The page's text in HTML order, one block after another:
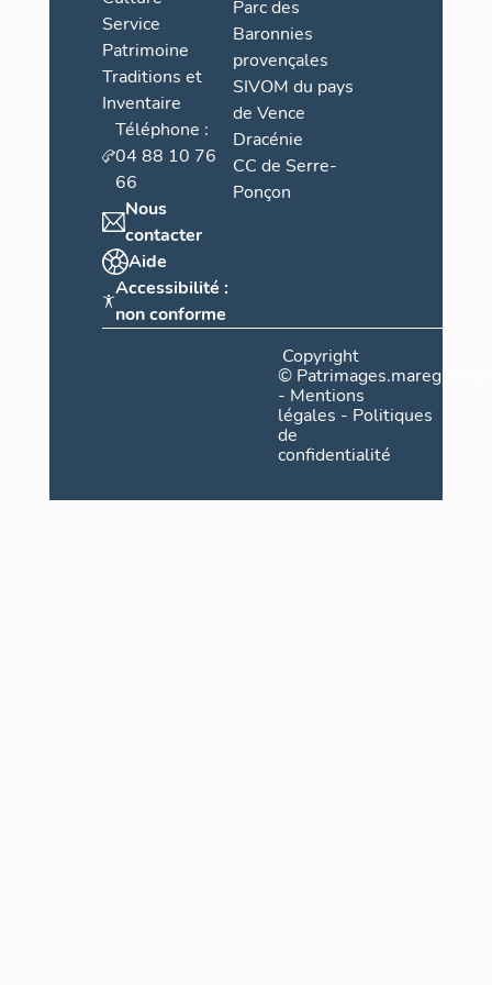
Service
Patrimoine
Traditions et
Inventaire
Téléphone :
04 88 10 76
66
Nous
contacter
Aide
Accessibilité :
non conforme
Parc des
Baronnies
provençales
SIVOM du pays
de Vence
Dracénie
CC de Serre-
Ponçon
Copyright
©
- Mentions
légales - Politiques
de
confidentialité